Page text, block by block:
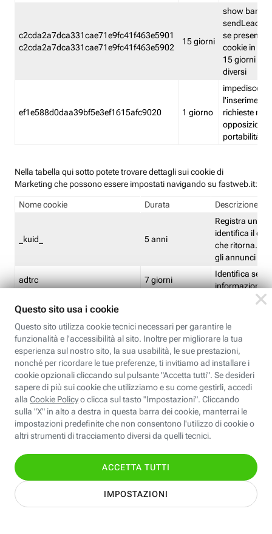
c2cda2a7dca331cae71e9fc41f463e5901
c2cda2a7dca331cae71e9fc41f463e5902
15 giorni
show banner
sendLead
se presenti
cookie in un
15 giorni e
diversi
ef1e588d0daa39bf5e3ef1615afc9020 1 giorno
impedisce
l'inserimento
richieste
opposizione
portabilità
Nella tabella qui sotto potete trovare dettagli sui cookie di
Marketing che possono essere impostati navigando su fastweb.it:
Nome cookie Durata Descrizione
_kuid_ 5 anni
Registra un ID
identifica il
che ritorna.
gli annunci
adtrc 7 giorni
Identifica se
informazioni
CFFC<TagID>
Limite di
CM 1 giorno
Identifica se
ricontrollare
corrispondenti
(impostata da
CM14 14 giorni
Identifica se
ricontrollare
corrispondenti
(impostata da
pagine
EBFC<BannerID> 7 giorni
Identifica la
banner
Identifica la